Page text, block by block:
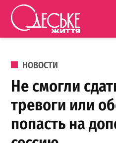
Перейти к содержанию
ОПУБЛИКОВАНО В
НОВОСТИ
Не смогли
тревоги или
попасть на